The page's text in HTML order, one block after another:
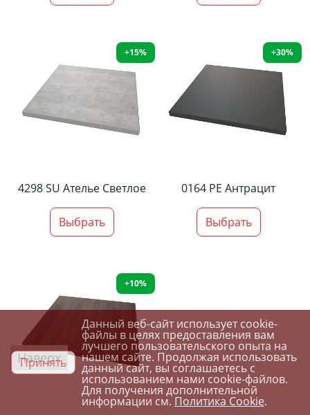
+15%
4298 SU Ателье Светлое
Выбрать
+30%
0164 PE Антрацит
Выбрать
+10%
Наверх
Принять
Данный веб-сайт использует cookie-
файлы в целях предоставления вам
лучшего пользовательского опыта на
нашем сайте. Продолжая использовать
данный сайт, вы соглашаетесь с
использованием нами cookie-файлов.
Для получения дополнительной
информации см.Политика Cookie.